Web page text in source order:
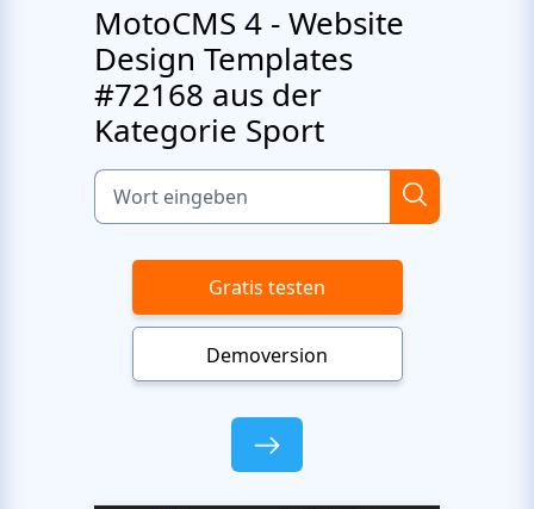
MotoCMS 4 - Website
Design Templates
#72168 aus der
Kategorie Sport
Gratis testen
Demoversion